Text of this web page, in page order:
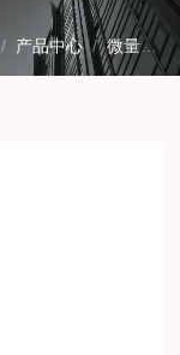
/ 产品中心/微量水分析仪/露点仪